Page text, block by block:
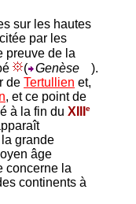
sur les hautes
par les
preuve de la
( Genèse
).
de Tertullien et,
, et ce point de
à la fin du XIII e
grande
âge
concerne la
continents à